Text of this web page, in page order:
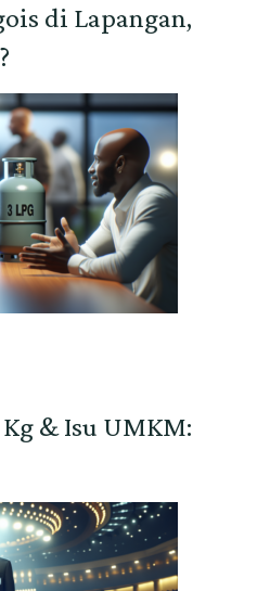
di Lapangan,
Kg & Isu UMKM: